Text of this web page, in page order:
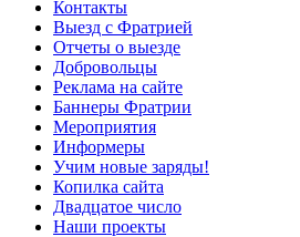
Контакты
Выезд с Фратрией
Отчеты о выезде
Добровольцы
Реклама на сайте
Баннеры Фратрии
Мероприятия
Информеры
Учим новые заряды!
Копилка сайта
Двадцатое число
Наши проекты